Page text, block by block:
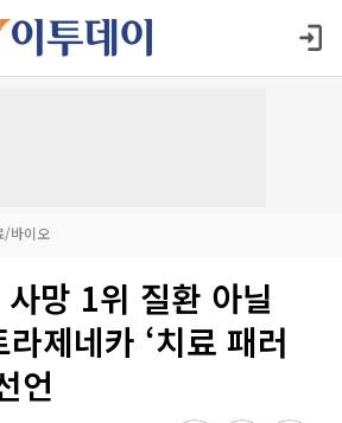
/바이오
망 1위 질환 아닐
제네카 ‘치료 패러
언